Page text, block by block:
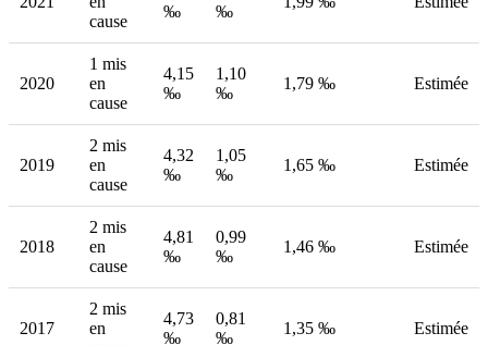
cause
‰
‰
2020
1 mis
en
cause
4,15
‰
1,10
‰
1,79 ‰ Estimée
2019
2 mis
en
cause
4,32
‰
1,05
‰
1,65 ‰ Estimée
2018
2 mis
en
cause
4,81
‰
0,99
‰
1,46 ‰ Estimée
2017
2 mis
en
4,73
‰
0,81
‰
1,35 ‰ Estimée